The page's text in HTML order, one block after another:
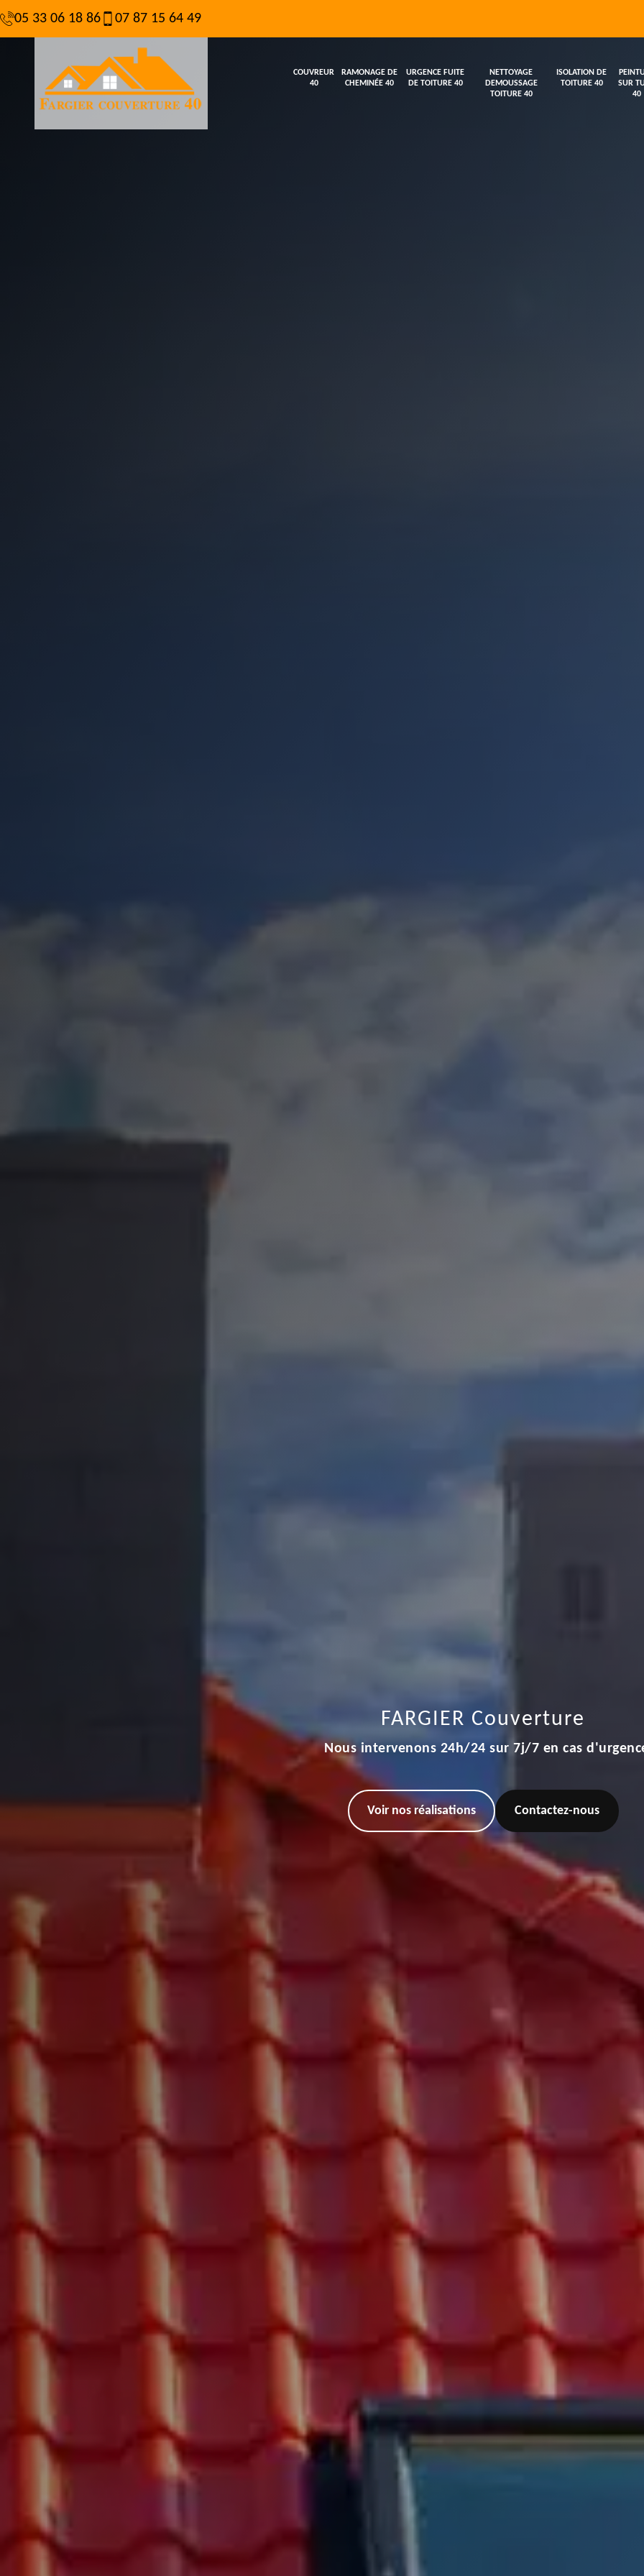
05 33 06 18 86 07 87 15 64 49
COUVREUR
40
RAMONAGE DE
CHEMINÉE 40
URGENCE FUITE
DE TOITURE 40
NETTOYAGE
DEMOUSSAGE
TOITURE 40
ISOLATION DE
TOITURE 40
SUR
40
FARGIER Couverture
Nous intervenons 24h/24 sur 7j/7 en cas
Voir nos réalisations Contactez-nous